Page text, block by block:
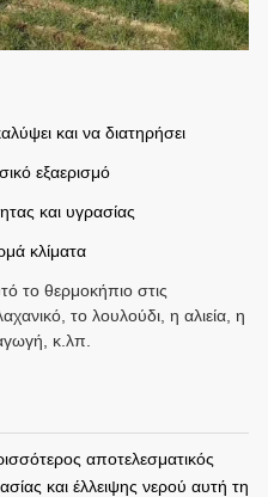
και να διατηρήσει
εξαερισμό
και υγρασίας
κλίματα
το θερμοκήπιο στις
το λουλούδι, η αλιεία, η
κ.λπ.
αποτελεσματικός
και έλλειψης νερού αυτή τη